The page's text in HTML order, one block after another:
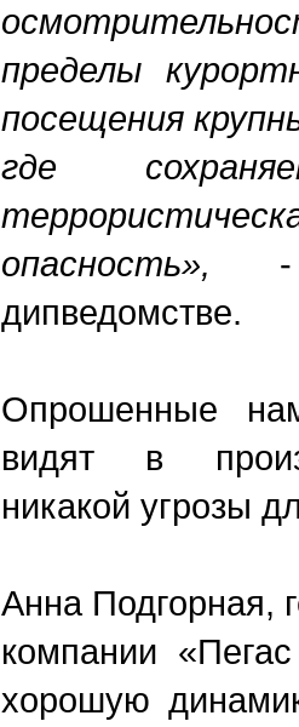
пределы
посещения
где
опасность», -
дипведомстве.
Опрошенные
видят в
никакой угрозы
Анна Подгорная,
компании
хорошую